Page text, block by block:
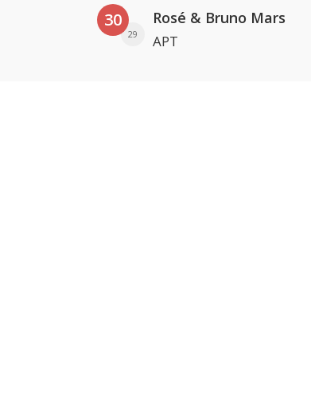
30
29
Rosé & Bruno Mars
APT